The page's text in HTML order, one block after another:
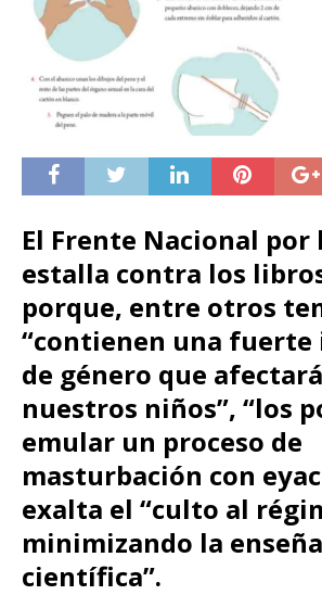
El Frente Nacional por
estalla contra los
porque, entre otros
“contienen una fuerte
de género que
nuestros niños”, “los
emular un proceso de
masturbación con
exalta el “culto al
minimizando la
científica”.